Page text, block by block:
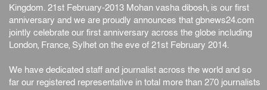
Kingdom. 21st February-2013 Mohan vasha dibosh, is our first
anniversary and we are proudly announces that gbnews24.com
jointly celebrate our first anniversary across the globe including
London, France, Sylhet on the eve of 21st February 2014.
We have dedicated staff and journalist across the world and so
far our registered representative in total more than 270 journalists